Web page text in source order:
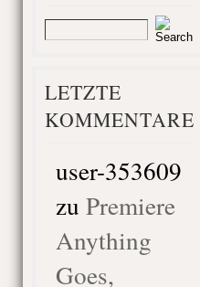
LETZTE
KOMMENTARE
user-353609
zu Premiere
Anything
Goes,